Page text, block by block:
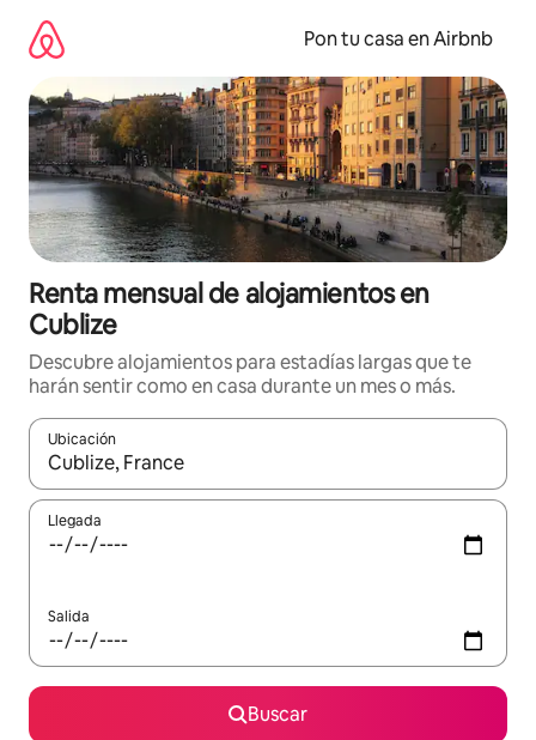
contenido
Pon tu casa en Airbnb
Renta mensual de alojamientos en
Cublize
Descubre alojamientos para estadías largas que te
harán sentir como en casa durante un mes o más.
Ubicación
Cuando los resultados estén disponibles, navega con las
Llegada
Salida
Buscar